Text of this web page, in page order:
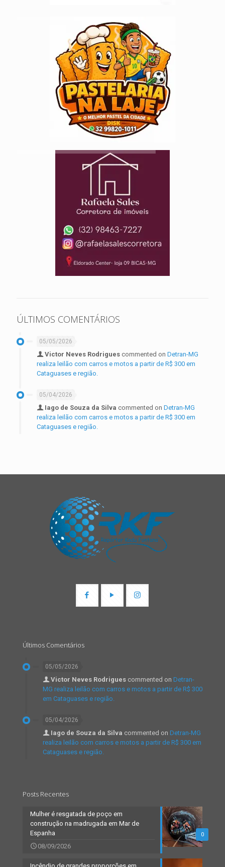
ÚLTIMOS COMENTÁRIOS
05/05/2026
Victor Neves Rodrigues commented on Detran-MG
realiza leilão com carros e motos a partir de R$ 300 em
Cataguases e região.
05/04/2026
Iago de Souza da Silva commented on Detran-MG
realiza leilão com carros e motos a partir de R$ 300 em
Cataguases e região.
Últimos Comentários
05/05/2026
Victor Neves Rodrigues commented on Detran-
MG realiza leilão com carros e motos a partir de R$ 300
em Cataguases e região.
05/04/2026
Iago de Souza da Silva commented on Detran-MG
realiza leilão com carros e motos a partir de R$ 300 em
Cataguases e região.
Posts Recentes
0
Mulher é resgatada de poço em
construção na madrugada em Mar de
Espanha
08/09/2026